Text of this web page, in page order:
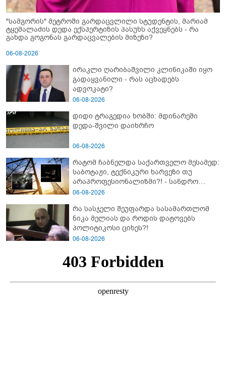
"სამგორის" მეტროში გარდაცვლილი სტუდენტის, მარიამ
ტყემალაძის დედა ექსპერტიზის პასუხს აქვეყნებს - რა
გახდა გოგონას გარდაცვალების მიზეზი?
06-08-2026
ირაკლი ღარიბაშვილი კლინიკაში იყო
გადაყვანილი - რას აცხადებს
ადვოკატი?
06-08-2026
დიდი ტრაგედია ხობში: მდინარეში
დედა-შვილი დაიხრჩო
06-08-2026
რატომ ჩაბნელდა საქართველო მესამედ:
საბოტაჟი, ტექნიკური ხარვეზი თუ
არაპროფესიონალიზმი?! - სანდრო
თვალჭრელიძის ანალიზი
06-08-2026
რა სასჯელი შეუფარდა სასამართლომ
ნიკა მელიას და როდის დატოვებს
პოლიტიკოსი ციხეს?!
06-08-2026